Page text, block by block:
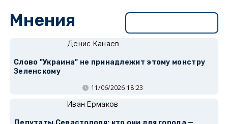
Мнения
Денис Канаев
Слово "Украина" не принадлежит этому монстру
Зеленскому
11/06/2026 18:23
Иван Ермаков